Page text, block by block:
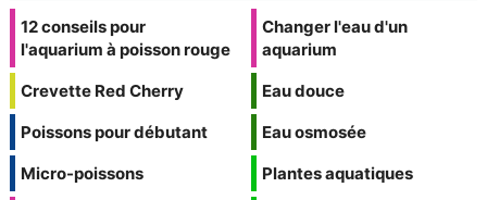
12 conseils pour
l'aquarium à poisson rouge
Crevette Red Cherry
Poissons pour débutant
Micro-poissons
Changer l'eau d'un
aquarium
Eau douce
Eau osmosée
Plantes aquatiques